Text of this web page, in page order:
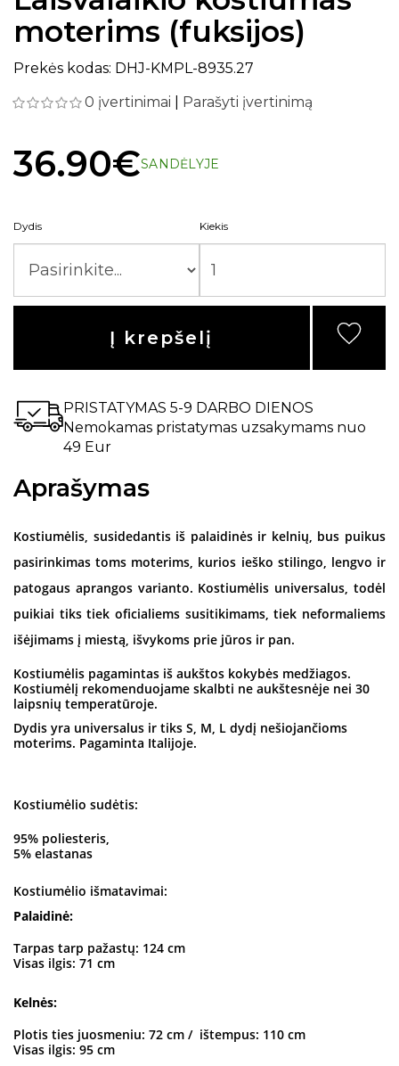
moterims (fuksijos)
Prekės kodas: DHJ-KMPL-8935.27
0 įvertinimai
Parašyti įvertinimą
36.90€SANDĖLYJE
Dydis Kiekis
Į krepšelį
PRISTATYMAS 5-9 DARBO DIENOS
Nemokamas pristatymas uzsakymams nuo
49 Eur
Aprašymas
Kostiumėlis, susidedantis iš palaidinės ir kelnių, bus puikus
pasirinkimas toms moterims, kurios ieško stilingo, lengvo ir
patogaus aprangos varianto. Kostiumėlis universalus, todėl
puikiai tiks tiek oficialiems susitikimams, tiek neformaliems
išėjimams į miestą, išvykoms prie jūros ir pan.
Kostiumėlis pagamintas iš aukštos kokybės medžiagos.
Kostiumėlį rekomenduojame skalbti ne aukštesnėje nei 30
laipsnių temperatūroje.
Dydis yra universalus ir tiks S, M, L dydį nešiojančioms
moterims. Pagaminta Italijoje.
Kostiumėlio sudėtis:
95% poliesteris,
5% elastanas
Kostiumėlio išmatavimai:
Palaidinė:
Tarpas tarp pažastų: 124 cm
Visas ilgis: 71 cm
Kelnės:
Plotis ties juosmeniu: 72 cm / ištempus: 110 cm
Visas ilgis: 95 cm